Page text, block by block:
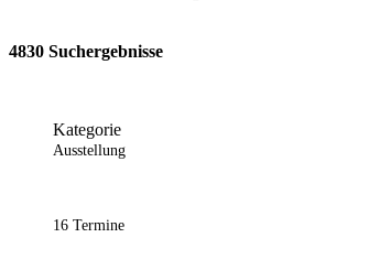
4830 Suchergebnisse
Kategorie
Ausstellung
16 Termine